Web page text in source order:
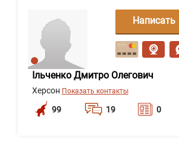
Ільченко Дмитро Олегович
Херсон Показать контакты
99 19 0
Написать
сообщение